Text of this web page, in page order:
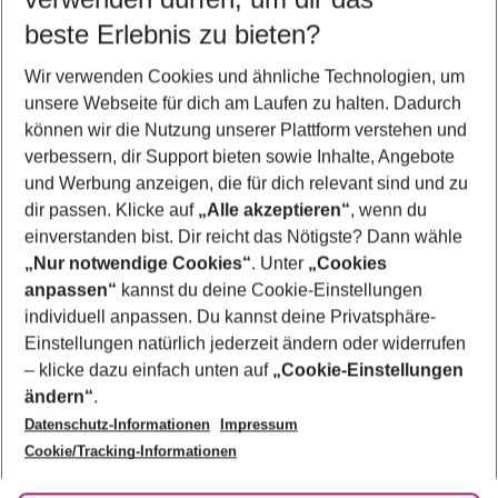
5-8 Nächte
2 Erwachsene Keine Kinder
Mehr Filter anzeigen
Footer
Footer navigation
Über uns
AGB
Bestpreisgarantie
Cookie-Einstellungen ändern
Cookie-Richtlinie
Agenturbetreuung
Barrierefreies Reisen
Folge uns
beste Erlebnis zu bieten?
Wir verwenden Cookies und ähnliche Technologien, um
unsere Webseite für dich am Laufen zu halten. Dadurch
können wir die Nutzung unserer Plattform verstehen und
verbessern, dir Support bieten sowie Inhalte, Angebote
und Werbung anzeigen, die für dich relevant sind und zu
dir passen. Klicke auf „Alle akzeptieren“, wenn du
einverstanden bist. Dir reicht das Nötigste? Dann wähle
„Nur notwendige Cookies“. Unter „Cookies
anpassen“ kannst du deine Cookie-Einstellungen
individuell anpassen. Du kannst deine Privatsphäre-
Einstellungen natürlich jederzeit ändern oder widerrufen
– klicke dazu einfach unten auf „Cookie-Einstellungen
ändern“.
Datenschutz-Informationen
Impressum
Cookie/Tracking-Informationen